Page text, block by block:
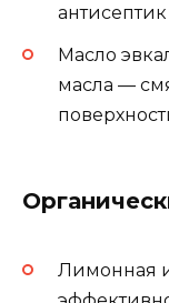
Масло
масла —
Лимонная